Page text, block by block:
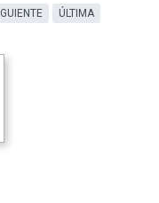
ÚLTIMA